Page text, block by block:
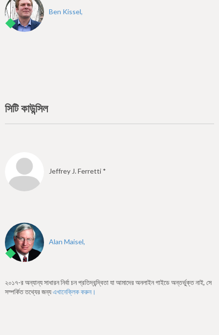
Ben Kissel,
সিটি কাউন্সিল
Jeffrey J. Ferretti *
Alan Maisel,
২০১৭-র অন্যান্য সাধারন নির্বা চন প্রতিদ্বন্দ্বিতা যা আমাদের অনলাইন গাইডে অন্তর্ভুক্ত নাই, সে
সম্পর্কিত তথ্যের জন্যএখানেক্লিক করুন।